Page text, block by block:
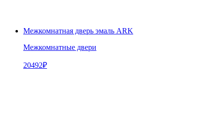
Межкомнатная дверь эмаль ARK
Межкомнатные двери
20492₽